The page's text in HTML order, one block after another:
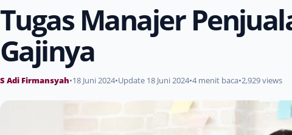
Tugas Manajer
Gajinya
S Adi Firmansyah•18 Juni 2024•Update 18 Juni 2024•4 menit baca•2,929 views